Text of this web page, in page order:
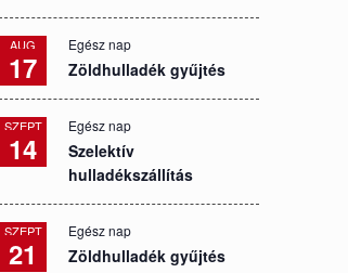
AUG
17
Egész nap
Zöldhulladék gyűjtés
SZEPT
14
Egész nap
Szelektív
hulladékszállítás
SZEPT
21
Egész nap
Zöldhulladék gyűjtés